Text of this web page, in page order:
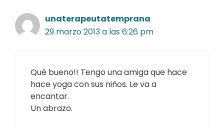
unaterapeutatemprana
29 marzo 2013 a las 6:26 pm
Qué bueno!! Tengo una amiga que hace
hace yoga con sus niños. Le va a
encantar.
Un abrazo.